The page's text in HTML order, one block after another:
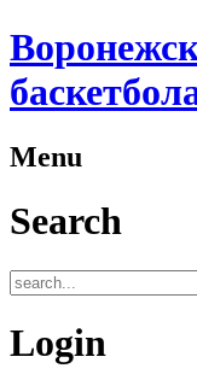
Menu
Search
Login